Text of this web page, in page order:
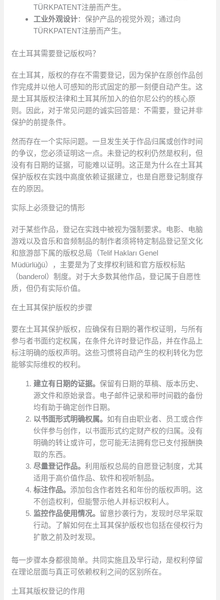
TÜRKPATENT注册而产生。
工业外观设计：保护产品的视觉外观；通过向
TÜRKPATENT注册而产生。
在土耳其需要登记版权吗？
在土耳其，版权的存在不需要登记，因为保护在原创作品创
作完成并以他人可感知的形式固定的那一刻便自动产生。这
是土耳其版权法律和土耳其所加入的伯尔尼公约的核心原
则。因此，对于常见问题的诚实回答是：不需要，登记并非
保护的前提条件。
然而存在一个实际问题。一旦发生关于作品归属或创作时间
的争议，您必须证明这一点。未登记的权利仍然是权利，但
没有有日期的证据，可能难以证明。这正是为什么在土耳其
保护版权在实践中高度依赖证据建立，也是自愿登记制度存
在的原因。
实际上必须登记的情形
对于某些作品，登记在实践中被视为强制要求。电影、电脑
游戏以及音乐和音频制品的制作者须将特定制品登记至文化
和旅游部下属的版权总局（Telif Hakları Genel
Müdürlüğü），主要是为了支撑权利链和官方版权标贴
（banderol）制度。对于大多数其他作品，登记属于自愿性
质，但仍有实际价值。
在土耳其保护版权的步骤
要在土耳其保护版权，应确保有日期的著作权证明，与所有
参与者书面约定权属，在条件允许时登记作品，并在作品上
标注明确的版权声明。这些习惯将自动产生的权利转化为您
能够实际维权的权利。
建立有日期的证据。保留有日期的草稿、版本历史、
源文件和原始录音。电子邮件记录和带时间戳的备份
均有助于确定创作日期。
以书面形式明确权属。如有自由职业者、员工或合作
伙伴参与创作，以书面形式约定财产权的归属。没有
明确的转让或许可，您可能无法拥有您已支付报酬换
取的东西。
尽量登记作品。利用版权总局的自愿登记制度，尤其
适用于高价值作品、软件和视听制品。
标注作品。 添加包含作者姓名和年份的版权声明。这
不创造权利，但能警示他人并标识权利人。
监控作品使用情况。 留意抄袭行为，发现时尽早采取
行动。了解如何在土耳其保护版权也包括在侵权行为
扩散之前及时发现。
每一步骤本身都很简单。共同实施且及早行动，是权利停留
在理论层面与真正可依赖权利之间的区别所在。
土耳其版权登记的作用